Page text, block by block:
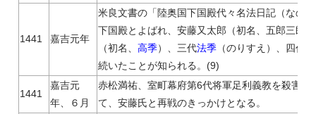
1441 嘉吉元年
米良文書の「陸奥国下国殿代々名法日記（なの
下国殿とよばれ、安藤又太郎（初名、五郎三郎
（初名、高季）、三代法季 （のりすえ）、四代
続いたことが知られる。(9)
1441
嘉吉元
年、６月
赤松満祐、室町幕府第6代将軍足利義教を殺害
て、安藤氏と再戦のきっかけとなる。